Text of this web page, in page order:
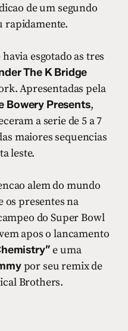
de um segundo
rapidamente.
esgotado as tres
The K Bridge
Apresentadas pela
Bowery Presents,
a serie de 5 a 7
maiores sequencias
leste.
alem do mundo
os presentes na
do Super Bowl
apos o lancamento
e uma
por seu remix de
Brothers.